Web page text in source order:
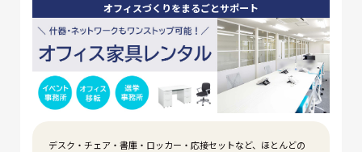
オフィスづくりをまるごとサポート
デスク・チェア・書庫・ロッカー・応接セットなど、ほとんどの